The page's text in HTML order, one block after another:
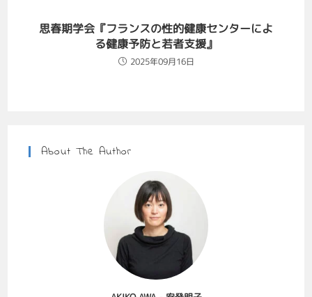
思春期学会『フランスの性的健康センターによ
る健康予防と若者支援』
2025年09月16日
About The Author